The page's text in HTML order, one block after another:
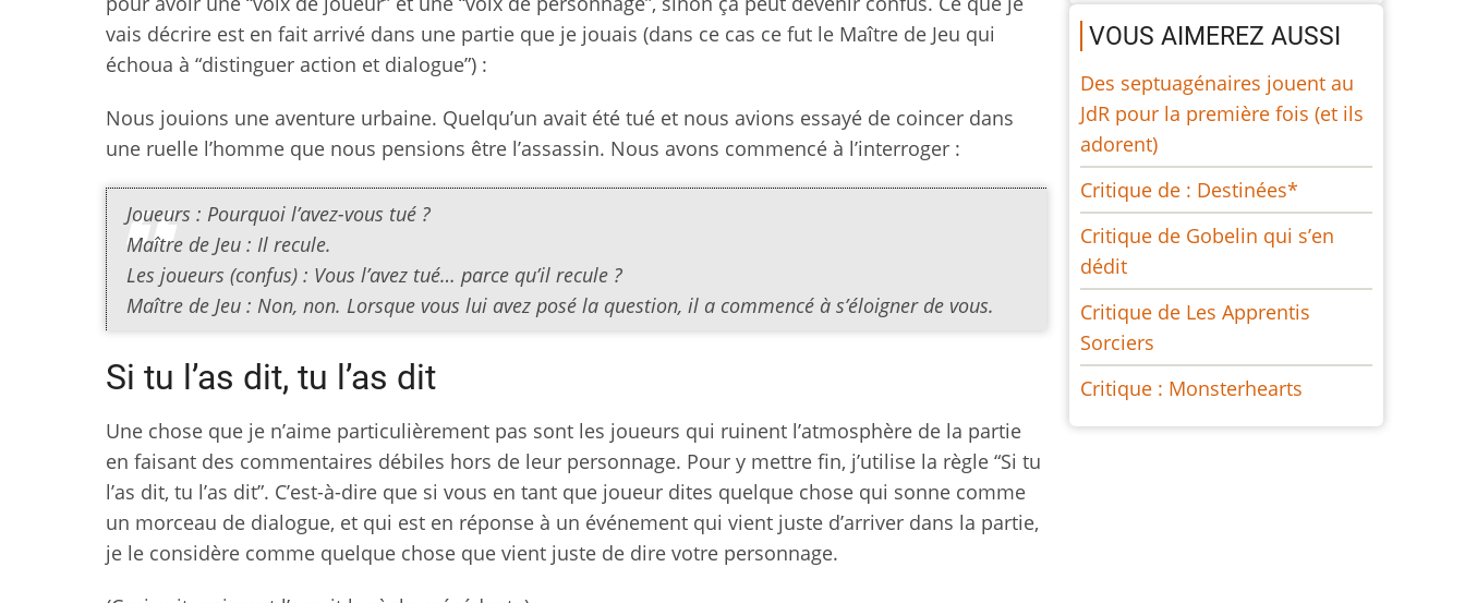
vais décrire est en fait arrivé dans une partie que je jouais (dans ce cas ce fut le Maître de Jeu qui
échoua à “distinguer action et dialogue”) :
Nous jouions une aventure urbaine. Quelqu’un avait été tué et nous avions essayé de coincer dans
une ruelle l’homme que nous pensions être l’assassin. Nous avons commencé à l’interroger :
Joueurs : Pourquoi l’avez-vous tué ?
Maître de Jeu : Il recule.
Les joueurs (confus) : Vous l’avez tué… parce qu’il recule ?
Maître de Jeu : Non, non. Lorsque vous lui avez posé la question, il a commencé à s’éloigner de vous.
Si tu l’as dit, tu l’as dit
Une chose que je n’aime particulièrement pas sont les joueurs qui ruinent l’atmosphère de la partie
en faisant des commentaires débiles hors de leur personnage. Pour y mettre fin, j’utilise la règle “Si tu
l’as dit, tu l’as dit”. C’est-à-dire que si vous en tant que joueur dites quelque chose qui sonne comme
un morceau de dialogue, et qui est en réponse à un événement qui vient juste d’arriver dans la partie,
je le considère comme quelque chose que vient juste de dire votre personnage.
VOUS AIMEREZ AUSSI
Des septuagénaires jouent au
JdR pour la première fois (et ils
adorent)
Critique de : Destinées*
Critique de Gobelin qui s’en
dédit
Critique de Les Apprentis
Sorciers
Critique : Monsterhearts